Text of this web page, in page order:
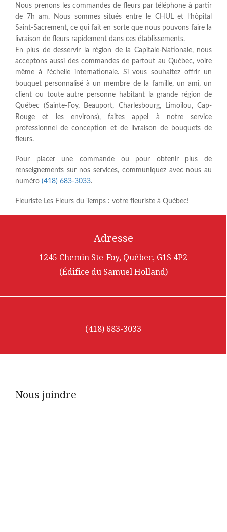
Nous prenons les commandes de fleurs par téléphone à partir
de 7h am. Nous sommes situés entre le CHUL et l’hôpital
Saint-Sacrement, ce qui fait en sorte que nous pouvons faire la
livraison de fleurs rapidement dans ces établissements.
En plus de desservir la région de la Capitale-Nationale, nous
acceptons aussi des commandes de partout au Québec, voire
même à l’échelle internationale. Si vous souhaitez offrir un
bouquet personnalisé à un membre de la famille, un ami, un
client ou toute autre personne habitant la grande région de
Québec (Sainte-Foy, Beauport, Charlesbourg, Limoilou, Cap-
Rouge et les environs), faites appel à notre service
professionnel de conception et de livraison de bouquets de
fleurs.
Pour placer une commande ou pour obtenir plus de
renseignements sur nos services, communiquez avec nous au
numéro (418) 683-3033.
Fleuriste Les Fleurs du Temps : votre fleuriste à Québec!
Adresse
1245 Chemin Ste-Foy, Québec, G1S 4P2
(Édifice du Samuel Holland)
(418) 683-3033
Nous joindre